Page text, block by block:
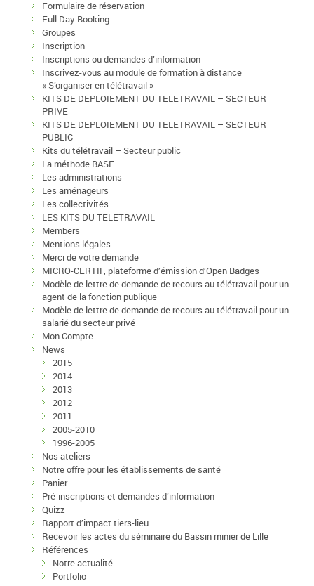
Formulaire de réservation
Full Day Booking
Groupes
Inscription
Inscriptions ou demandes d’information
Inscrivez-vous au module de formation à distance
« S’organiser en télétravail »
KITS DE DEPLOIEMENT DU TELETRAVAIL – SECTEUR
PRIVE
KITS DE DEPLOIEMENT DU TELETRAVAIL – SECTEUR
PUBLIC
Kits du télétravail – Secteur public
La méthode BASE
Les administrations
Les aménageurs
Les collectivités
LES KITS DU TELETRAVAIL
Members
Mentions légales
Merci de votre demande
MICRO-CERTIF, plateforme d’émission d’Open Badges
Modèle de lettre de demande de recours au télétravail pour un
agent de la fonction publique
Modèle de lettre de demande de recours au télétravail pour un
salarié du secteur privé
Mon Compte
News
2015
2014
2013
2012
2011
2005-2010
1996-2005
Nos ateliers
Notre offre pour les établissements de santé
Panier
Pré-inscriptions et demandes d’information
Quizz
Rapport d’impact tiers-lieu
Recevoir les actes du séminaire du Bassin minier de Lille
Références
Notre actualité
Portfolio